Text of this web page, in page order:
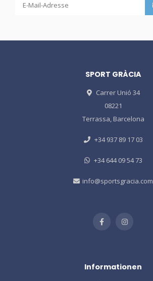
SPORT GRÀCIA
Carrer Unió 34
08221
Terrassa, Barcelona
+34 937 89 17 03
+34 644 09 54 73
info@sportsgracia.com
Informationen